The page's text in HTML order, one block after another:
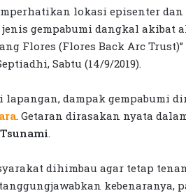
lokasi episenter
gempabumi dangkal
Flores (Flores Back Arc
Sabtu (14/9/2019).
lapangan, dampak gempabumi
. Getaran dirasakan nyata
.
dihimbau agar tetap